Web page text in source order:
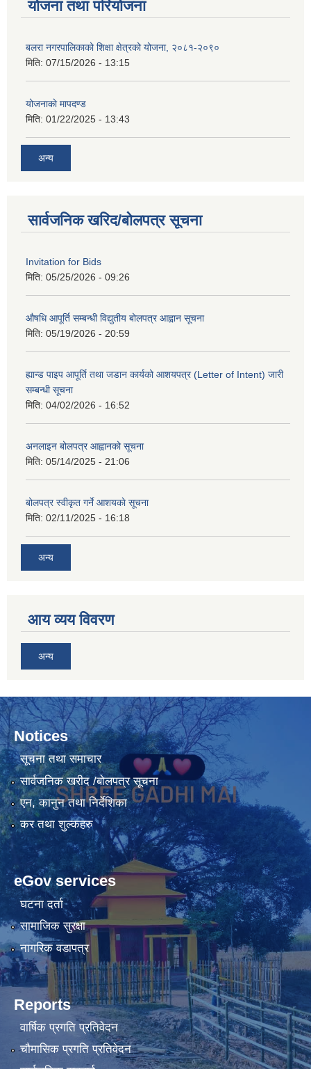
योजना तथा परियोजना
बलरा नगरपालिकाको शिक्षा क्षेत्रको योजना, २०८१-२०९०
मिति: 07/15/2026 - 13:15
योजनाकाे मापदण्ड
मिति: 01/22/2025 - 13:43
अन्य
सार्वजनिक खरिद/बोलपत्र सूचना
Invitation for Bids
मिति: 05/25/2026 - 09:26
औषधि आपूर्ति सम्बन्धी विद्युतीय बोलपत्र आह्वान सूचना
मिति: 05/19/2026 - 20:59
ह्यान्ड पाइप आपूर्ति तथा जडान कार्यको आशयपत्र (Letter of Intent) जारी
सम्बन्धी सूचना
मिति: 04/02/2026 - 16:52
अनलाइन बोलपत्र आह्वानको सूचना
मिति: 05/14/2025 - 21:06
बोलपत्र स्वीकृत गर्ने आशयकाे सूचना
मिति: 02/11/2025 - 16:18
अन्य
आय व्यय विवरण
अन्य
Notices
सूचना तथा समाचार
सार्वजनिक खरीद /बोलपत्र सूचना
एन, कानुन तथा निर्देशिका
कर तथा शुल्कहरु
eGov services
घटना दर्ता
सामाजिक सुरक्षा
नागरिक वडापत्र
Reports
वार्षिक प्रगति प्रतिवेदन
चौमासिक प्रगति प्रतिवेदन